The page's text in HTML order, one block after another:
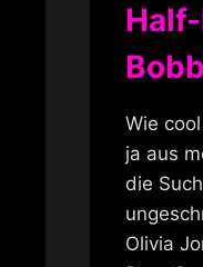
Wie
ja aus
die
Olivia